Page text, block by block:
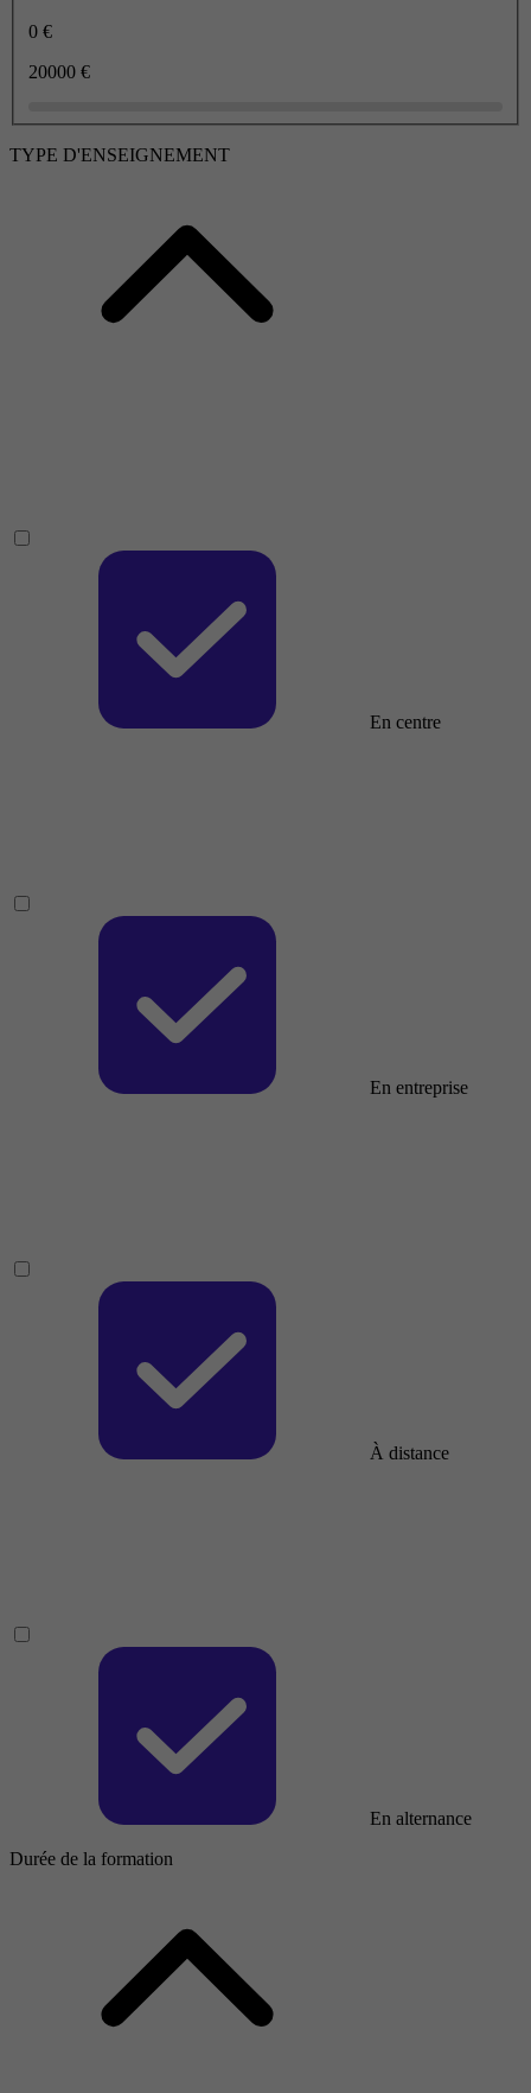
0 €
20000 €
TYPE D'ENSEIGNEMENT
En centre
En entreprise
À distance
En alternance
Durée de la formation